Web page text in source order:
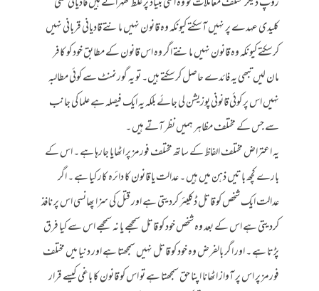
کلیدی عہدے پر نہیں آسکتے کیونکہ وہ قانون نہیں مانتے قادیانی قربانی نہیں
کرسکتے کیونکہ وہ قانون نہیں مانتے اگر وہ اس قانون کے مطابق خود کو کافر
مان لیں تبھی یہ فائدے حاصل کرسکتے ہیں۔ تو یہ گورنمنٹ سے کوئی مطالبہ
نہیں اس پر کوئی قانونی پوزیشن لی جائے بلکہ یہ ایک فیصلہ ہے علما کی جانب
سے جس کے مختلف مظاہر ہمیں نظر آتے ہیں ۔
یہ اعتراض مختلف الفاظ کے ساتھ مختلف فورمز پر اٹھایا جارہا ہے ۔ اس کے
بارے کچھ باتیں ذہن میں ہیں ۔ عدالت یا قانون کا دائرہ کار کیا ہے ۔ اگر
عدالت ایک شخص کو قاتل ڈکلیئر کردیتی ہے اور قتل کی سزا پھانسی اس پر نافذ
کردیتی ہے اس کے بعد وہ شخص خود کو قاتل سمجھے یا نہ سمجھے اس سے کیا فرق
پڑتا ہے ۔ اور اگر بالفرض وہ خود کو قاتل نہیں سمجھتا ہے اور دنیا میں مختلف
فورمز پر اس پر آواز اٹھانا اپنا حق سمجھتا ہے تو اس کو قانون کا باغی کیسے قرار